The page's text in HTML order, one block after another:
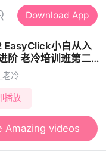
Download App
EasyClick小白从入
阶 老冷培训班第二
老冷
播放
Amazing videos